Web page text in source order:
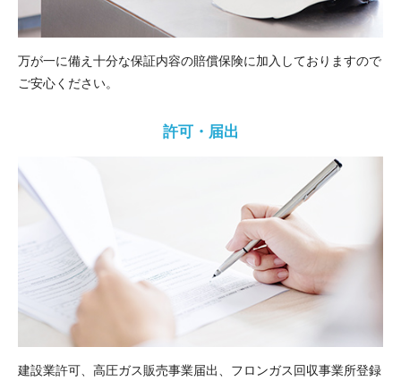
万が一に備え十分な保証内容の賠償保険に加入しておりますので
ご安心ください。
許可・届出
建設業許可、高圧ガス販売事業届出、フロンガス回収事業所登録